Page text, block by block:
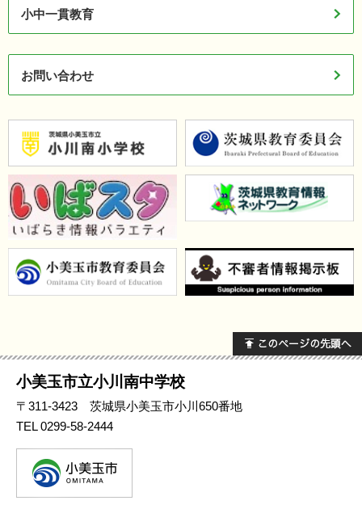
小中一貫教育
お問い合わせ
小美玉市立小川南中学校
〒311-3423 茨城県小美玉市小川650番地
TEL0299-58-2444